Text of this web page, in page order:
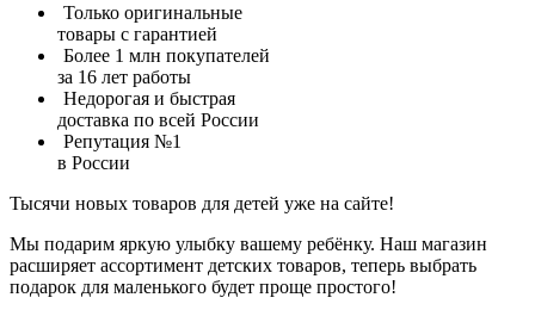
Только оригинальные
товары с гарантией
Более 1 млн покупателей
за 16 лет работы
Недорогая и быстрая
доставка по всей России
Репутация №1
в России
Тысячи новых товаров для детей уже на сайте!
Мы подарим яркую улыбку вашему ребёнку. Наш магазин
расширяет ассортимент детских товаров, теперь выбрать
подарок для маленького будет проще простого!